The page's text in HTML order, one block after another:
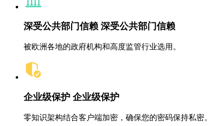
深受公共部门信赖 深受公共部门信赖
被欧洲各地的政府机构和高度监管行业选用。
企业级保护 企业级保护
零知识架构结合客户端加密，确保您的密码保持私密。